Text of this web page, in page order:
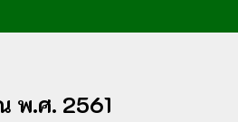
พ.ศ. 2561